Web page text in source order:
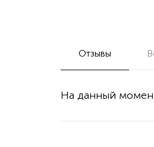
Отзывы
На данный